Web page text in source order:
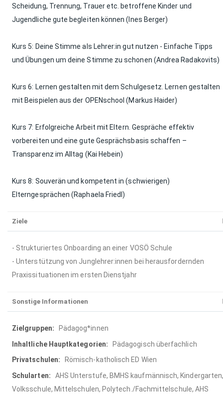
Scheidung, Trennung, Trauer etc. betroffene Kinder und
Jugendliche gute begleiten können (Ines Berger)
Kurs 5: Deine Stimme als Lehrer:in gut nutzen - Einfache Tipps
und Übungen um deine Stimme zu schonen (Andrea Radakovits)
Kurs 6: Lernen gestalten mit dem Schulgesetz. Lernen gestalten
mit Beispielen aus der OPENschool (Markus Haider)
Kurs 7: Erfolgreiche Arbeit mit Eltern. Gespräche effektiv
vorbereiten und eine gute Gesprächsbasis schaffen –
Transparenz im Alltag (Kai Hebein)
Kurs 8: Souverän und kompetent in (schwierigen)
Elterngesprächen (Raphaela Friedl)
Ziele
- Strukturiertes Onboarding an einer VOSÖ Schule
- Unterstützung von Junglehrer:innen bei herausfordernden
Praxissituationen im ersten Dienstjahr
Sonstige Informationen
Mehr
Informationen
Pädagog*innen
Pädagogisch überfachlich
Römisch-katholisch ED Wien
AHS Unterstufe, BMHS kaufmännisch,
Volksschule, Mittelschulen, Polytech./Fachmittelschule, AHS